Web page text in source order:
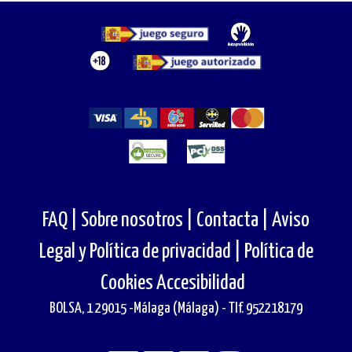
FAQ | Sobre nosotros | Contacta |
Aviso
Legal y Política de privacidad |
Política de
CookiesAccesibilidad
BOLSA, 1 29015 -Málaga (Málaga) - Tlf. 952218179